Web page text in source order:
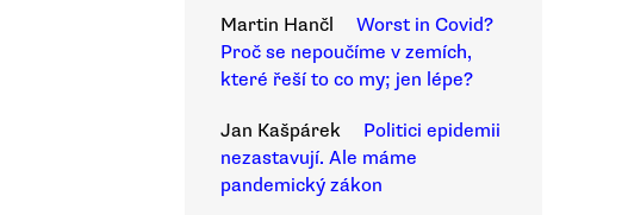
Martin Hančl
Worst in Covid?
Proč se nepoučíme v zemích,
které řeší to co my; jen lépe?
Jan Kašpárek
Politici epidemii
nezastavují. Ale máme
pandemický zákon